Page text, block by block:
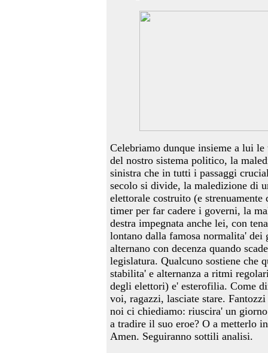
Celebriamo dunque insieme a lui
del nostro sistema politico, la
sinistra che in tutti i passaggi
secolo si divide, la maledizione di
elettorale costruito (e strenuamente
timer per far cadere i governi, la
destra impegnata anche lei, con
lontano dalla famosa normalita' dei
alternano con decenza quando
legislatura. Qualcuno sostiene che
stabilita' e alternanza a ritmi
degli elettori) e' esterofilia. Come
voi, ragazzi, lasciate stare.
noi ci chiediamo: riuscira' un
a tradire il suo eroe? O a metterlo
Amen. Seguiranno sottili analisi.